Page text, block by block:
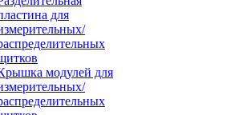
для
модулей для